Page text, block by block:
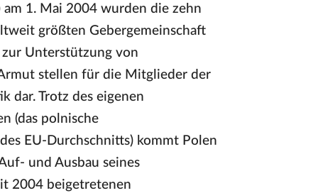
1. Mai 2004 wurden die zehn
größten Gebergemeinschaft
Unterstützung von
stellen für die Mitglieder der
dar. Trotz des eigenen
(das polnische
EU-Durchschnitts) kommt Polen
und Ausbau seines
2004 beigetretenen